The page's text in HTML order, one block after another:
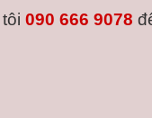
090 666 9078